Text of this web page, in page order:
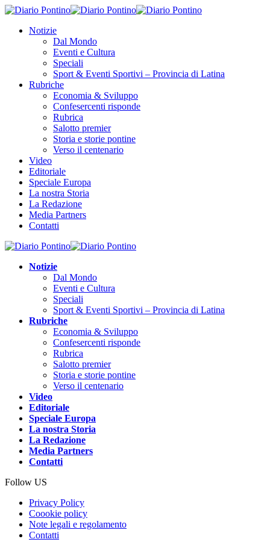
Notizie
Dal Mondo
Eventi e Cultura
Speciali
Sport & Eventi Sportivi – Provincia di Latina
Rubriche
Economia & Sviluppo
Confesercenti risponde
Rubrica
Salotto premier
Storia e storie pontine
Verso il centenario
Video
Editoriale
Speciale Europa
La nostra Storia
La Redazione
Media Partners
Contatti
Notizie
Dal Mondo
Eventi e Cultura
Speciali
Sport & Eventi Sportivi – Provincia di Latina
Rubriche
Economia & Sviluppo
Confesercenti risponde
Rubrica
Salotto premier
Storia e storie pontine
Verso il centenario
Video
Editoriale
Speciale Europa
La nostra Storia
La Redazione
Media Partners
Contatti
Follow US
Privacy Policy
Coookie policy
Note legali e regolamento
Contatti